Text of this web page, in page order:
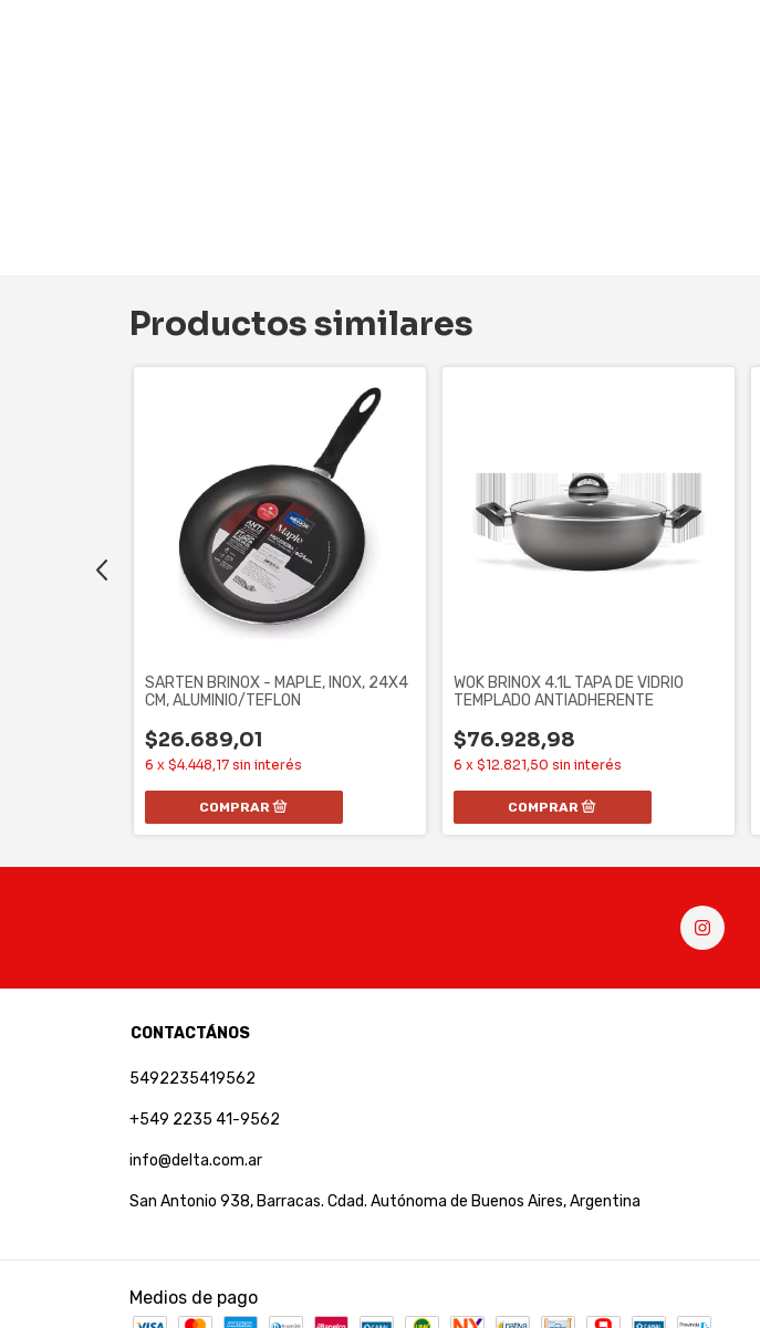
Productos similares
SARTEN BRINOX - MAPLE, INOX, 24X4
CM, ALUMINIO/TEFLON
$26.689,01
6 x $4.448,17 sin interés
WOK BRINOX 4.1L TAPA DE VIDRIO
TEMPLADO ANTIADHERENTE
$76.928,98
6 x $12.821,50 sin interés
CONTACTÁNOS
5492235419562
+549 2235 41-9562
info@delta.com.ar
San Antonio 938, Barracas. Cdad. Autónoma de Buenos Aires, Argentina
Medios de pago